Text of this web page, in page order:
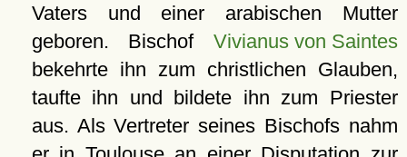
Vaters und einer arabischen Mutter
geboren. Bischof Vivianus von Saintes
bekehrte ihn zum christlichen Glauben,
taufte ihn und bildete ihn zum Priester
aus. Als Vertreter seines Bischofs nahm